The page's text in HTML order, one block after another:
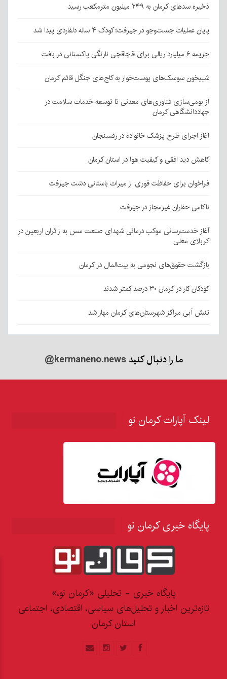
ذخیره سدهای کرمان به ۲۴۹ میلیون مترمکعب رسید
پایان عملیات جست‌وجو در جیرفت؛ کودک ۴ ساله دلفاردی پیدا شد
جریمه ۶ میلیارد ریالی برای قاچاقچی نارنگی پاکستانی در بافت
شبیخون سوسک‌های پوست‌خوار به کاج‌های جنگل قائم کرمان
از بومی‌سازی فناوری‌های معدنی تا توسعه خدمات سلامت در
جهاددانشگاهی کرمان
آغاز اجرای طرح پزشک خانواده در رفسنجان
کاهش دید افقی و کیفیت هوا در استان کرمان
فراخوان برای حفاظت فوری از میراث باستانی دشت جیرفت
ناکامی حفاران غیرمجاز در جیرفت
آغاز خدمت‌رسانی موکب درمانی شهدای صنعت مس به زائران اربعین در
کربلای معلی
بازگشت حقوق‌های نجومی به بیت‌المال در کرمان
کودکان کار در کرمان ۳۰ درصد کمتر شدند
تنش آبی مراکز شهرستان‌های کرمان مهار شد
ما را دنبال کنید@kermaneno.news
لینک آپارات کرمان نو
پایگاه خبری کرمان نو
پایگاه خبری - تحلیلی «کرمان نو،»
تازه‌ترین اخبار و تحلیل‌های سیاسی، اقتصادی، اجتماعی
استان کرمان